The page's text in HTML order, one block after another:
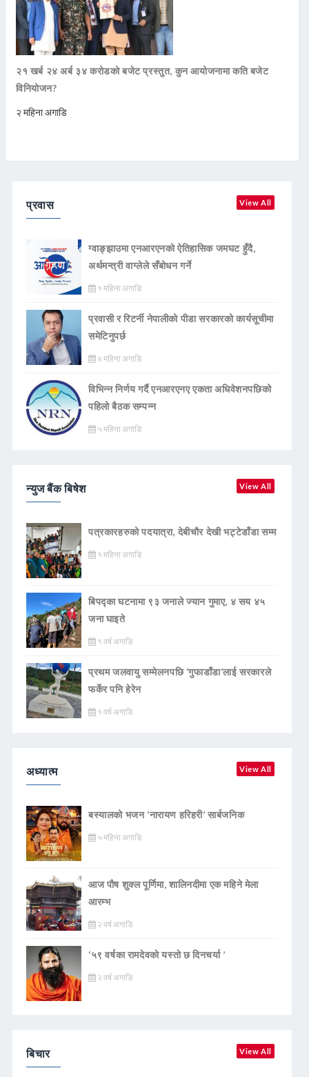
२१ खर्ब २४ अर्ब ३४ करोडको बजेट प्रस्तुत, कुन आयोजनामा कति बजेट
विनियोजन?
२ महिना अगाडि
प्रवास View All
ग्वाङ्झाउमा एनआरएनको ऐतिहासिक जमघट हुँदै,
अर्थमन्त्री वाग्लेले सँबोधन गर्ने
१ महिना अगाडि
प्रवासी र रिटर्नी नेपालीको पीडा सरकारको कार्यसूचीमा
समेटिनुपर्छ
४ महिना अगाडि
विभिन्न निर्णय गर्दै एनआरएनए एकता अधिवेशनपछिको
पहिलो बैठक सम्पन्न
५ महिना अगाडि
न्युज बैंक बिषेश View All
पत्रकारहरुको पदयात्रा, देबीचौर देखी भट्टेडाँडा सम्म
१ महिना अगाडि
बिपद्का घटनामा ९३ जनाले ज्यान गुमाए, ४ सय ४५
जना घाइते
१ वर्ष अगाडि
प्रथम जलवायु सम्मेलनपछि ‘गुफाडाँडा’लाई सरकारले
फर्केर पनि हेरेन
१ वर्ष अगाडि
अध्यात्म View All
बस्यालको भजन ‘नारायण हरिहरी’ सार्बजनिक
५ महिना अगाडि
आज पौष शुक्ल पूर्णिमा, शालिनदीमा एक महिने मेला
आरम्भ
२ वर्ष अगाडि
‘५९ वर्षका रामदेवकाे यस्ताे छ दिनचर्या ’
२ वर्ष अगाडि
बिचार View All